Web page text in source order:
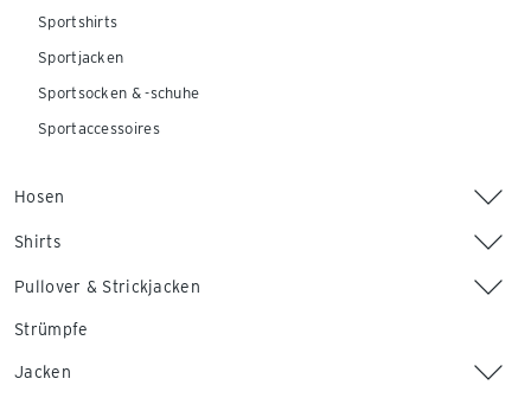
Sportshirts
Sportjacken
Sportsocken & -schuhe
Sportaccessoires
Hosen
Shirts
Pullover & Strickjacken
Strümpfe
Jacken